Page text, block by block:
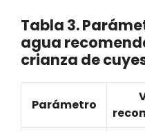
Tabla 3.
agua
crianza de
Parámetro